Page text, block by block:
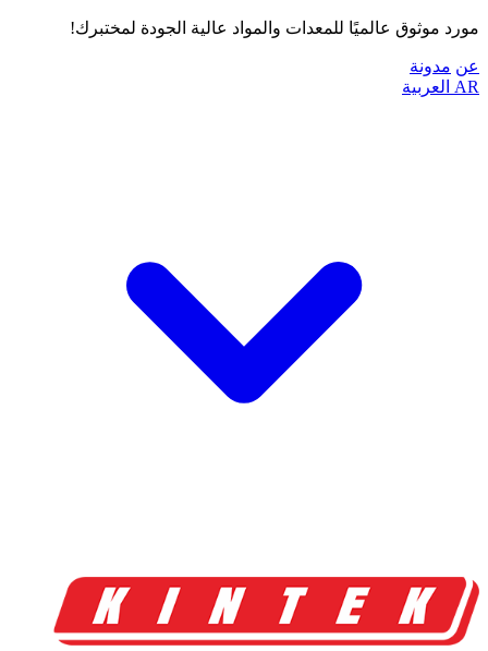
مورد موثوق عالميًا للمعدات والمواد عالية الجودة لمختبرك!
عن مدونة
AR العربية